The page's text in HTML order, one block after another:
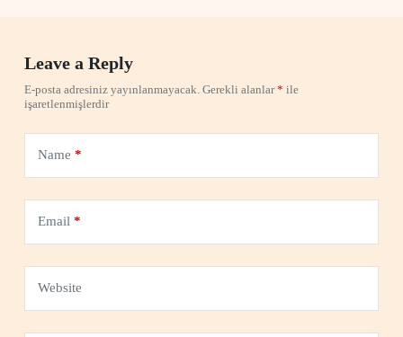
Leave a Reply
E-posta adresiniz yayınlanmayacak. Gerekli alanlar* ile
işaretlenmişlerdir
Name *
Email *
Website